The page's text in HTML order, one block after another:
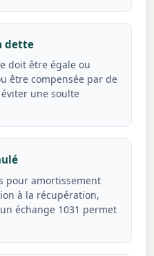
dette
doit être égale ou
être compensée par de
une soulte
pour amortissement
à la récupération,
échange 1031 permet